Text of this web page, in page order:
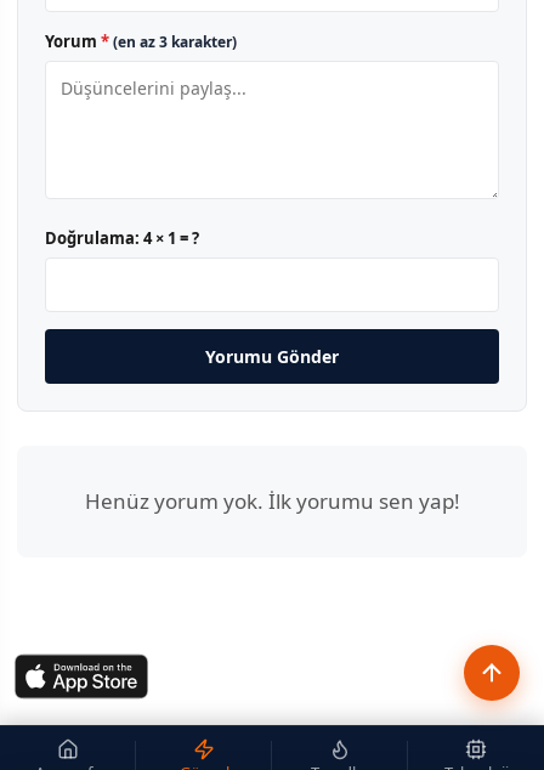
Yorum *(en az 3 karakter)
Doğrulama: 4 × 1 = ?
Yorumu Gönder
Henüz yorum yok. İlk yorumu sen yap!